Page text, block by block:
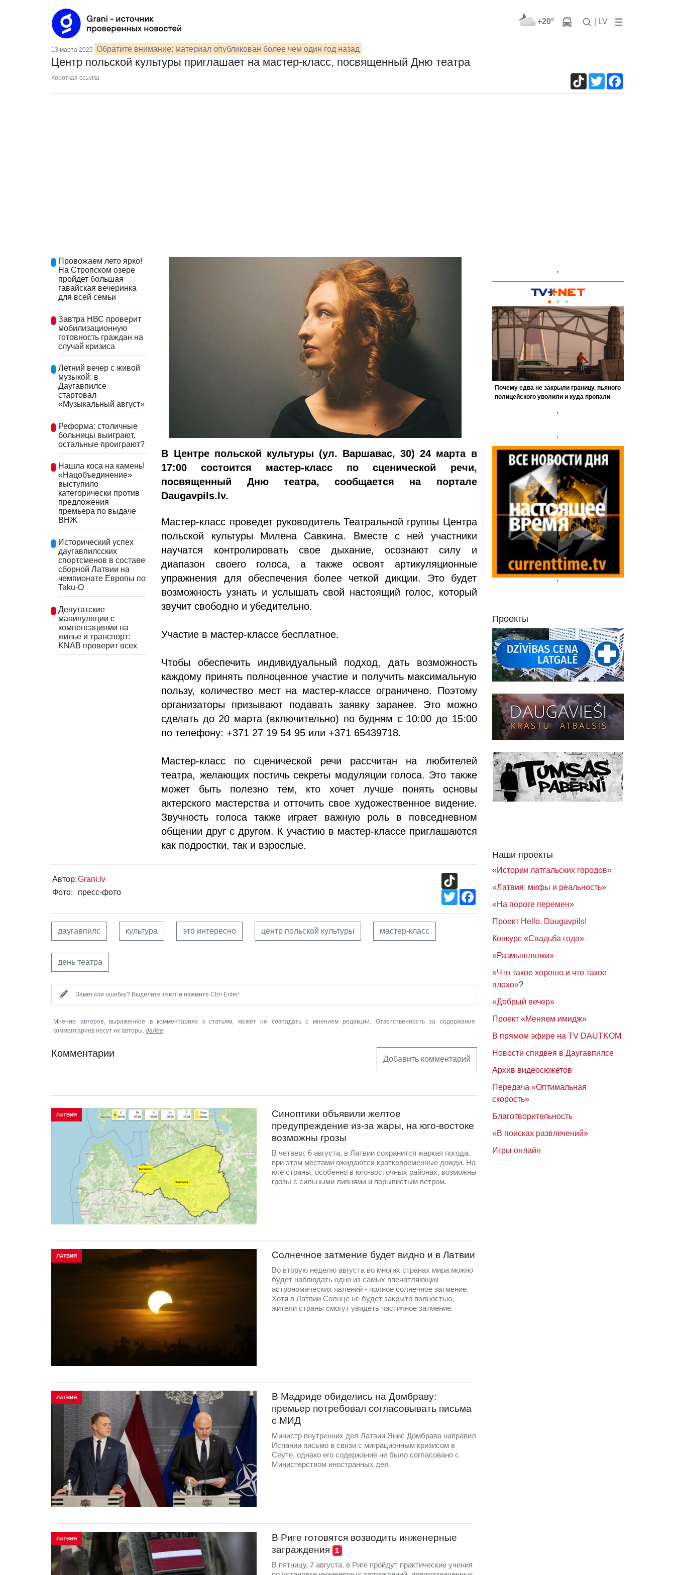
+20° | LV
13 марта 2025 Обратите внимание: материал опубликован более чем один год назад
Центр польской культуры приглашает на мастер-класс, посвященный Дню театра
Короткая ссылка TikTokTwitter
Провожаем лето ярко!
На Стропском озере
пройдет большая
гавайская вечеринка
для всей семьи
Завтра НВС проверит
мобилизационную
готовность граждан на
случай кризиса
Летний вечер с живой
музыкой: в
Даугавпилсе
стартовал
«Музыкальный август»
Реформа: столичные
больницы выиграют,
остальные проиграют?
Нашла коса на камень!
«Нацобъединение»
выступило
категорически против
предложения
премьера по выдаче
ВНЖ
Исторический успех
даугавпилсских
спортсменов в составе
сборной Латвии на
чемпионате Европы по
Taku-O
Депутатские
манипуляции с
компенсациями на
жилье и транспорт:
KNAB проверит всех
В Центре польской культуры (ул. Варшавас, 30) 24 марта в
17:00 состоится мастер-класс по сценической речи,
посвященный Дню театра, сообщается на портале
Daugavpils.lv.
Мастер-класс проведет руководитель Театральной группы Центра
польской культуры Милена Савкина. Вместе с ней участники
научатся контролировать свое дыхание, осознают силу и
диапазон своего голоса, а также освоят артикуляционные
упражнения для обеспечения более четкой дикции. Это будет
возможность узнать и услышать свой настоящий голос, который
звучит свободно и убедительно.
Участие в мастер-классе бесплатное.
Чтобы обеспечить индивидуальный подход, дать возможность
каждому принять полноценное участие и получить максимальную
пользу, количество мест на мастер-классе ограничено. Поэтому
организаторы призывают подавать заявку заранее. Это можно
сделать до 20 марта (включительно) по будням с 10:00 до 15:00
по телефону: +371 27 19 54 95 или +371 65439718.
Мастер-класс по сценической речи рассчитан на любителей
театра, желающих постичь секреты модуляции голоса. Это также
может быть полезно тем, кто хочет лучше понять основы
актерского мастерства и отточить свое художественное видение.
Звучность голоса также играет важную роль в повседневном
общении друг с другом. К участию в мастер-классе приглашаются
как подростки, так и взрослые.
Автор:Grani.lv
Фото:
пресс-фото
TikTok
TwitterFacebook
даугавпилс культура это интересно центр польской культуры мастер-класс
день театра
Заметили ошибку? Выделите текст и нажмите Ctrl+Enter!
Мнение авторов, выраженное в комментариях к статьям, может не совпадать с мнением редакции. Ответственность за содержание
комментариев несут их авторы. далее
Комментарии
Добавить комментарий
ЛАТВИЯ
Синоптики объявили желтое
предупреждение из-за жары, на юго-востоке
возможны грозы
В четверг, 6 августа, в Латвии сохранится жаркая погода,
при этом местами ожидаются кратковременные дожди. На
юге страны, особенно в юго-восточных районах, возможны
грозы с сильными ливнями и порывистым ветром.
ЛАТВИЯ Солнечное затмение будет видно и в Латвии
Во вторую неделю августа во многих странах мира можно
будет наблюдать одно из самых впечатляющих
астрономических явлений - полное солнечное затмение.
Хотя в Латвии Солнце не будет закрыто полностью,
жители страны смогут увидеть частичное затмение.
ЛАТВИЯ
В Мадриде обиделись на Домбраву:
премьер потребовал согласовывать письма
с МИД
Министр внутренних дел Латвии Янис Домбрава направил
Испании письмо в связи с миграционным кризисом в
Сеуте, однако его содержание не было согласовано с
Министерством иностранных дел.
ЛАТВИЯ
В Риге готовятся возводить инженерные
заграждения
1
В пятницу, 7 августа, в Риге пройдут практические учения
'
'
'
'
Проекты
Наши проекты
«Истории латгальских городов»
«Латвия: мифы и реальность»
«На пороге перемен»
Проект Hello, Daugavpils!
Конкурс «Свадьба года»
«Размышлялки»
«Что такое хорошо и что такое
плохо»?
«Добрый вечер»
Проект «Меняем имидж»
В прямом эфире на TV DAUTKOM
Новости спидвея в Даугавпилсе
Архив видеосюжетов
Передача «Оптимальная
скорость»
Благотворительность
«В поисках развлечений»
Игры онлайн